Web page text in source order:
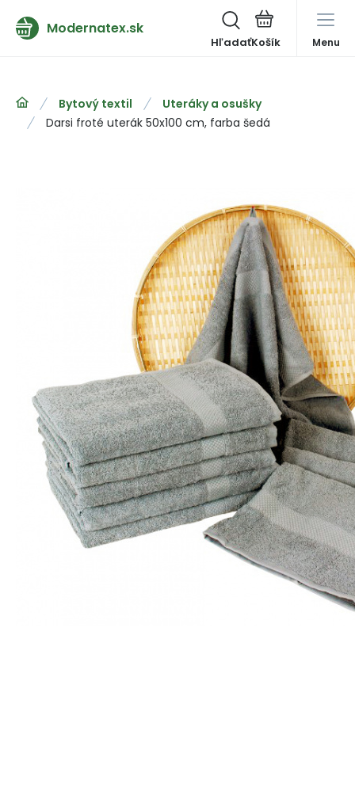
Modernatex.sk
Hľadať Menu
Bytový textil
Uteráky a osušky
Darsi froté uterák 50x100 cm, farba šedá